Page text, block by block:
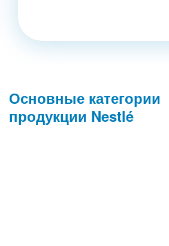
Основные категории
продукции Nestlé